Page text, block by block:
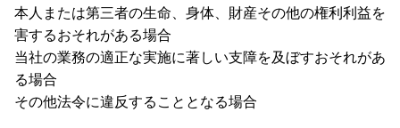
本人または第三者の生命、身体、財産その他の権利利益を
害するおそれがある場合
当社の業務の適正な実施に著しい支障を及ぼすおそれがあ
る場合
その他法令に違反することとなる場合